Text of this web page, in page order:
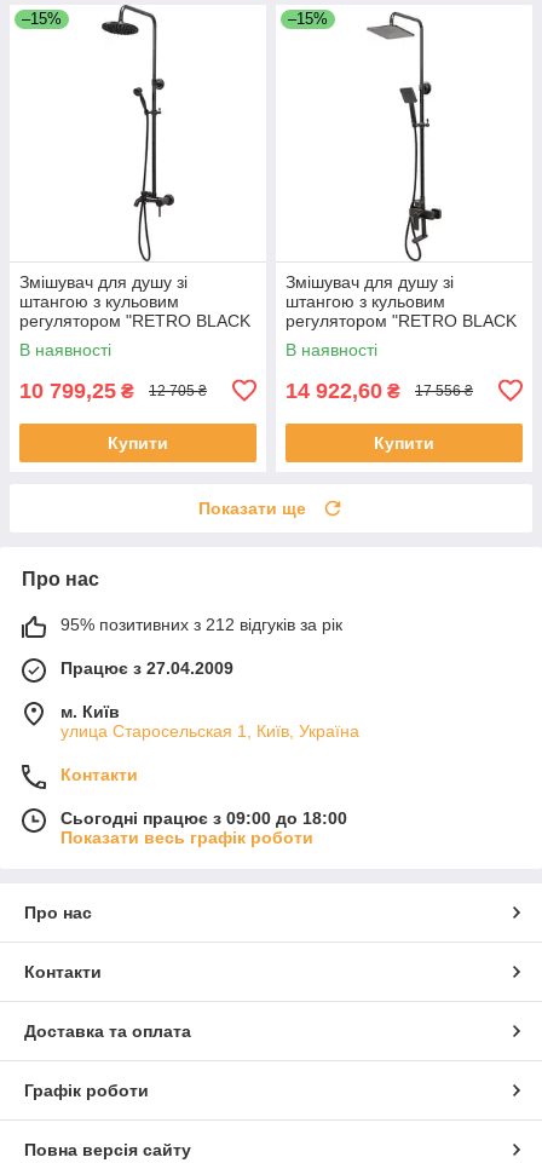
–15%
Змішувач для душу зі
штангою з кульовим
регулятором "RETRO BLACK
2" FALA 75813 (Польща)
В наявності
10 799,25 ₴ 12 705 ₴
Купити
–15%
Змішувач для душу зі
штангою з кульовим
регулятором "RETRO BLACK
3" FALA 75818 (Польща)
В наявності
14 922,60 ₴ 17 556 ₴
Купити
Показати ще
Про нас
95% позитивних з 212 відгуків за рік
Працює з 27.04.2009
м. Київ
улица Старосельская 1, Київ, Україна
Контакти
Сьогодні працює з 09:00 до 18:00
Показати весь графік роботи
Про нас
Контакти
Доставка та оплата
Графік роботи
Повна версія сайту